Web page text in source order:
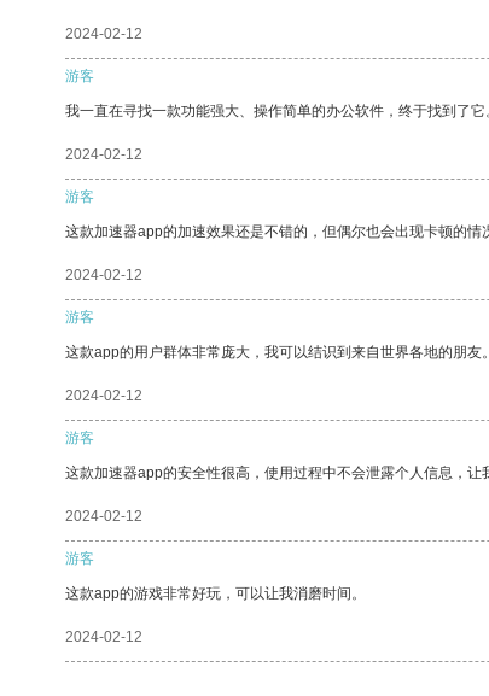
2024-02-12
游客
我一直在寻找一款功能强大、操作简单的办公软件，终于找到了
2024-02-12
游客
这款加速器app的加速效果还是不错的，但偶尔也会出现卡顿的情
2024-02-12
游客
这款app的用户群体非常庞大，我可以结识到来自世界各地的朋友。
2024-02-12
游客
这款加速器app的安全性很高，使用过程中不会泄露个人信息，让
2024-02-12
游客
这款app的游戏非常好玩，可以让我消磨时间。
2024-02-12